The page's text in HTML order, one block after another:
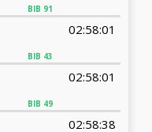
BIB 91
BIB 43
02:58:01
BIB 49
02:58:01
02:58:38